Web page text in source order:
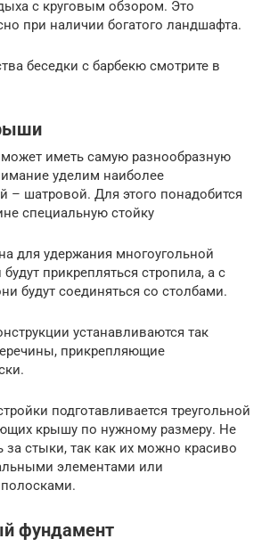
с круговым обзором. Это
при наличии богатого ландшафта.
беседки с барбекю смотрите в
иметь самую разнообразную
уделим наиболее
– шатровой. Для этого понадобится
специальную стойку
для удержания многоугольной
прикрепляться стропила, а с
будут соединяться со столбами.
устанавливаются так
прикрепляющие
подготавливается треугольной
крышу по нужному размеру. Не
за стыки, так как их можно красиво
элементами или
фундамент